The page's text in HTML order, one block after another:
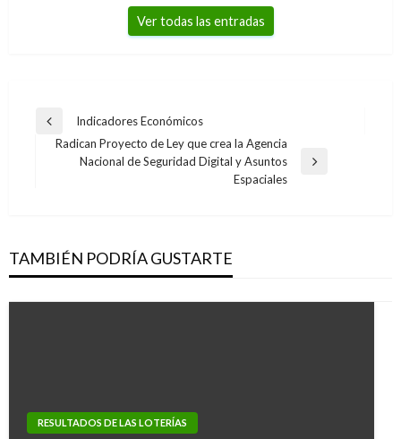
Ver todas las entradas
Navegación
entradas
Entrada
anterior
Indicadores Económicos
Entrada
Radican Proyecto de Ley que crea la Agencia
Nacional de Seguridad Digital y Asuntos
Espaciales
TAMBIÉN PODRÍA GUSTARTE
RESULTADOS DE LAS LOTERÍAS